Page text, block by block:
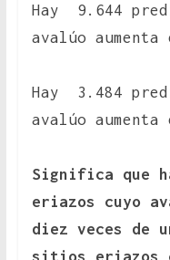
Hay 9.644
avalúo aumenta
Hay 3.484
avalúo aumenta
Significa que
eriazos cuyo
diez veces de